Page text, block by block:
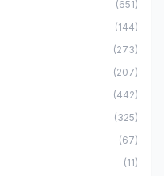
(651)
(144)
(273)
(207)
(442)
(325)
(67)
(11)